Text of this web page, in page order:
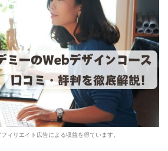
ィリエイト広告による収益を得ています。